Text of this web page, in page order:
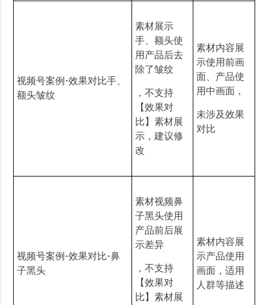
视频号案例-效果对比手、
额头皱纹
素材展示
手、额头使
用产品后去
除了皱纹
，不支持
【效果对
比】素材展
示，建议修
改
素材内容展
示使用前画
面、产品使
用中画面，
未涉及效果
对比
视频号案例-效果对比-鼻
子黑头
素材视频鼻
子黑头使用
产品前后展
示差异
，不支持
【效果对
比】素材展
素材内容展
示产品使用
画面，适用
人群等描述